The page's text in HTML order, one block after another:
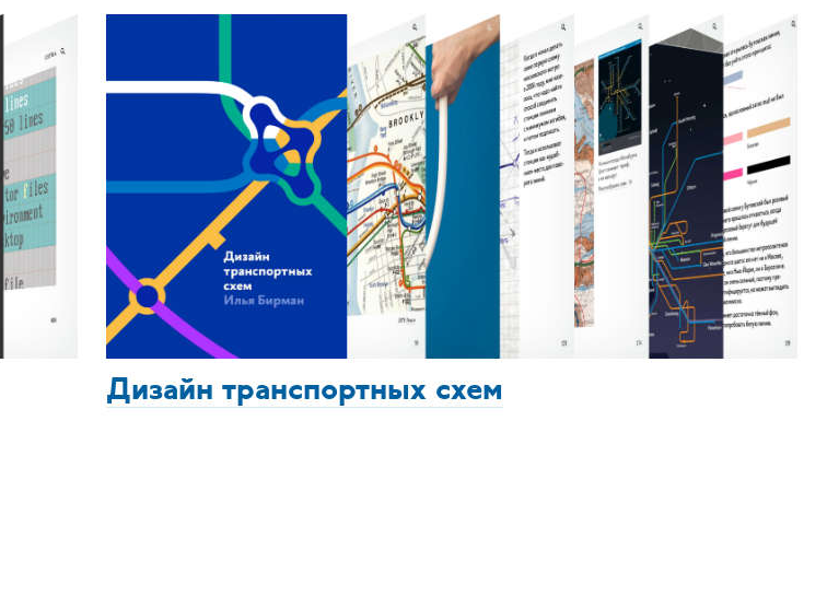
Дизайн транспортных схем